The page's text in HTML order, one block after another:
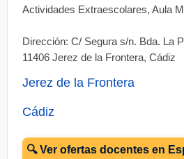
Actividades Extraescolares, Aula
Dirección: C/ Segura s/n. Bda. La
11406 Jerez de la Frontera, Cádiz
Jerez de la Frontera
Cádiz
🔍 Ver ofertas docentes en